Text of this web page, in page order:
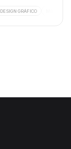
DESIGN GRÁFICO